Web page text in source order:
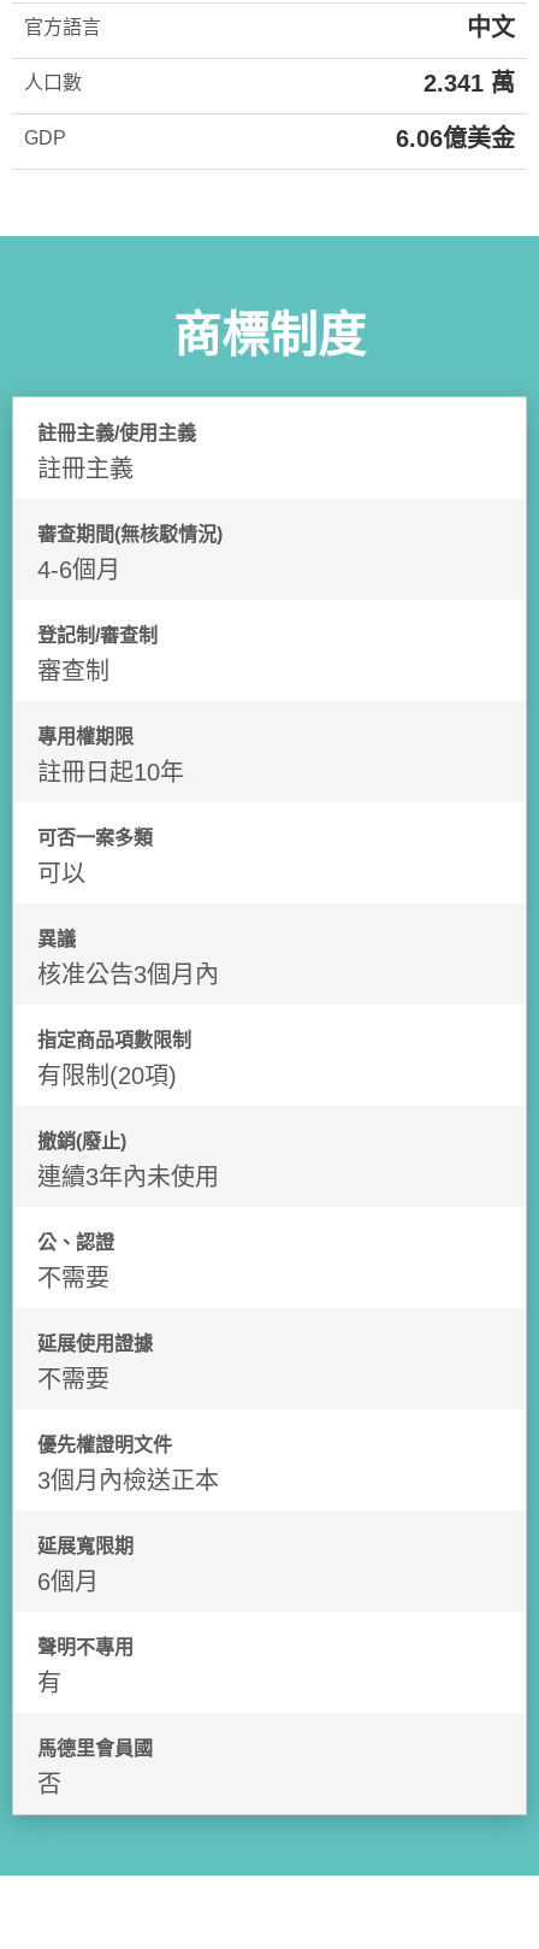
中文
官方語言
2.341 萬
人口數
6.06億美金
GDP
商標制度
註冊主義/使用主義
註冊主義
審查期間(無核駁情況)
4-6個月
登記制/審查制
審查制
專用權期限
註冊日起10年
可否一案多類
可以
異議
核准公告3個月內
指定商品項數限制
有限制(20項)
撤銷(廢止)
連續3年內未使用
公、認證
不需要
延展使用證據
不需要
優先權證明文件
3個月內檢送正本
延展寬限期
6個月
聲明不專用
有
馬德里會員國
否